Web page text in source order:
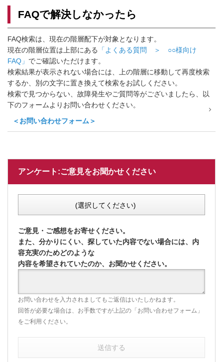
FAQで解決しなかったら
FAQ検索は、現在の階層配下が対象となります。
現在の階層位置は上部にある
「よくある質問 ＞ ○○様向け
FAQ」 でご確認いただけます。
検索結果が表示されない場合には、上の階層に移動して再度検索
するか、別の文字に置き換えて検索をお試しください。
検索で見つからない、故障発生やご質問等がございましたら、以
下のフォームよりお問い合わせください。
＜お問い合わせフォーム＞
アンケート:ご意見をお聞かせください
(選択してください)
ご意見・ご感想をお寄せください。
また、分かりにくい、探していた内容でない場合には、内
容充実のためどのような
内容を希望されていたのか、お聞かせください。
お問い合わせを入力されましてもご返信はいたしかねます。
回答が必要な場合は、お手数ですが上記の「お問い合わせフォーム」
をご利用ください。
送信する